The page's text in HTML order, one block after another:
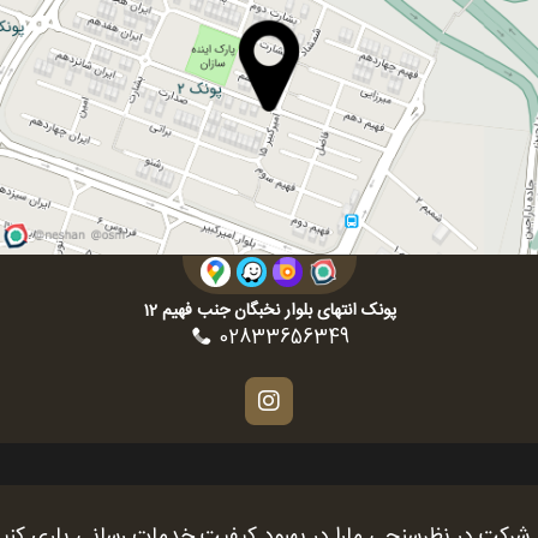
پونک انتهای بلوار نخبگان جنب فهیم 12
02833656349